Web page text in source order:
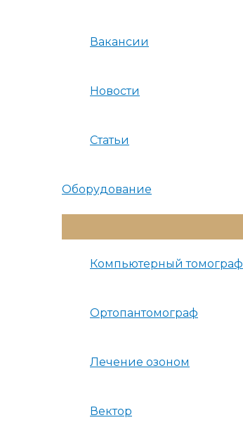
Вакансии
Новости
Статьи
Оборудование
Меню
Компьютерный томограф
Ортопантомограф
Лечение озоном
Вектор